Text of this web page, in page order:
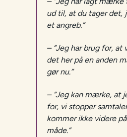
ud til, at du tager det,
et angreb.”
– “Jeg har brug for, at
det her på en anden
gør nu.”
– “Jeg kan mærke, at
for, vi stopper
kommer ikke videre
måde.”